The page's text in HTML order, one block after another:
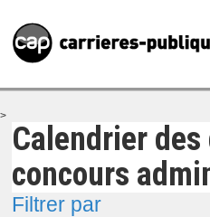
>
Calendrier des
concours
Filtrer par